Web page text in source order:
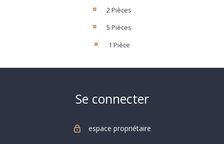
2 Pièces
5 Pièces
1 Pièce
Se connecter
espace propriétaire